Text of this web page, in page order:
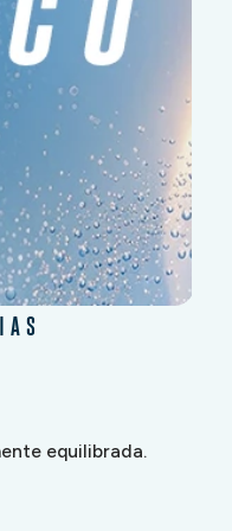
equilibrada.